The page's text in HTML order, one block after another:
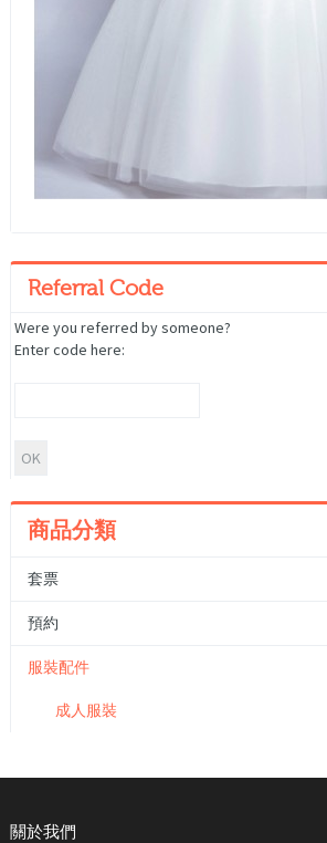
Referral Code
Were you referred by someone?
Enter code here:
商品分類
套票
預約
服裝配件
成人服裝
關於我們